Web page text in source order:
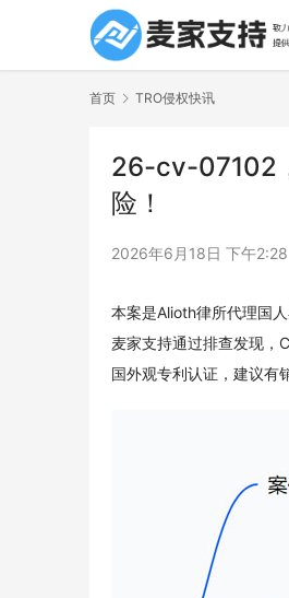
首页 TRO侵权快讯
26-cv-07102
险！
2026年6月18日 下午2:28
本案是Alioth律所代理国
麦家支持通过排查发现
国外观专利认证，建议有